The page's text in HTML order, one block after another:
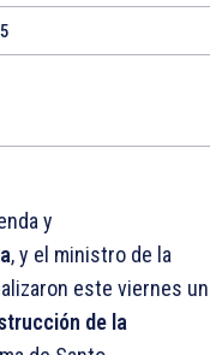
y
, y el ministro de la
este viernes un
de la